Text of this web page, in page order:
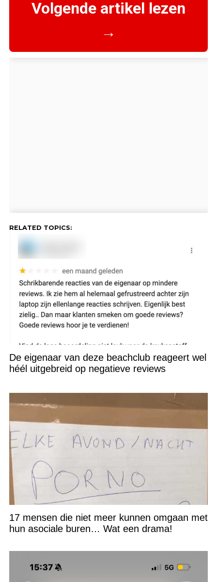
Volgende artikel lezen
→
RELATED TOPICS:
De eigenaar van deze beachclub reageert wel
héél uitgebreid op negatieve reviews
17 mensen die niet meer kunnen omgaan met
hun asociale buren… Wat een drama!